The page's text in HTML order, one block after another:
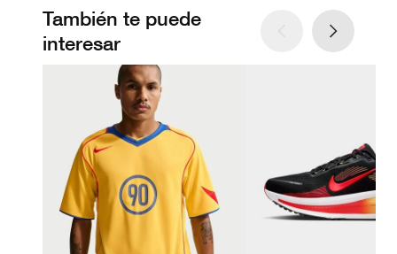
También te puede
interesar